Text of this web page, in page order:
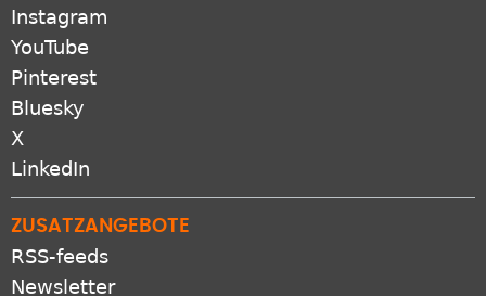
Instagram
YouTube
Pinterest
Bluesky
X
LinkedIn
ZUSATZANGEBOTE
RSS-feeds
Newsletter